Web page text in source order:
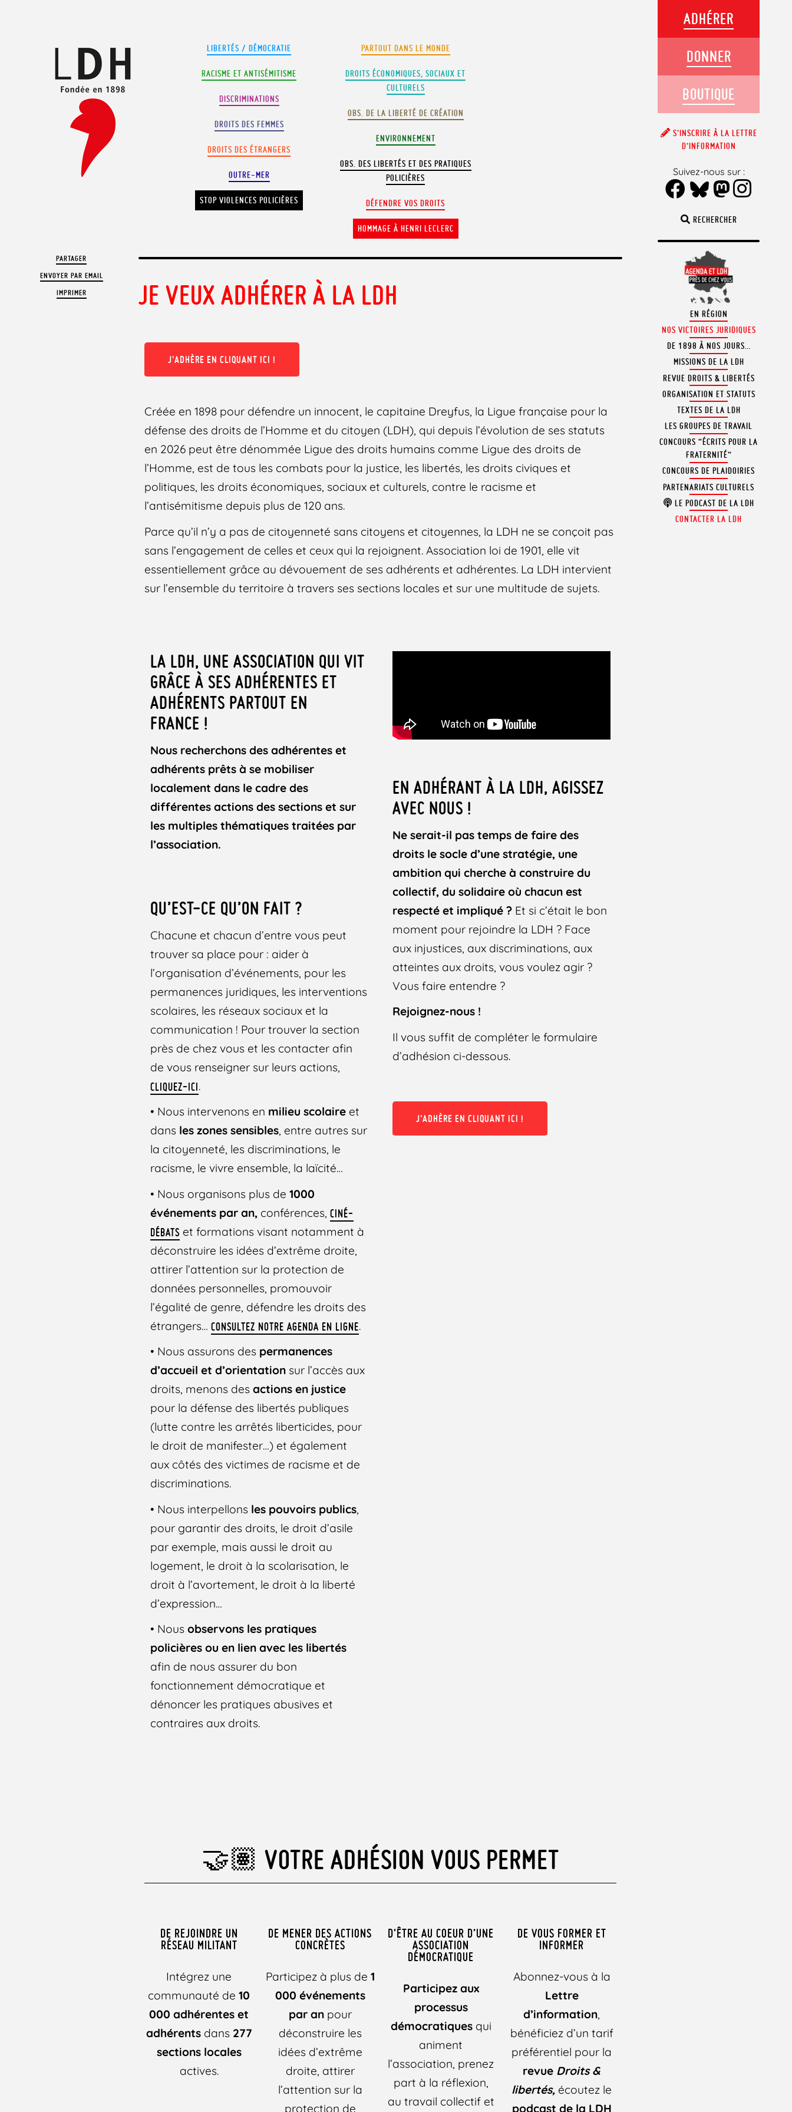
LIBERTÉS / DÉMOCRATIE
RACISME ET ANTISÉMITISME
DISCRIMINATIONS
DROITS DES FEMMES
DROITS DES ÉTRANGERS
OUTRE-MER
STOP VIOLENCES POLICIÈRES
PARTOUT DANS LE MONDE
DROITS ÉCONOMIQUES, SOCIAUX ET
CULTURELS
OBS. DE LA LIBERTÉ DE CRÉATION
ENVIRONNEMENT
OBS. DES LIBERTÉS ET DES PRATIQUES
POLICIÈRES
DÉFENDRE VOS DROITS
HOMMAGE À HENRI LECLERC
PARTAGER
ENVOYER PAR EMAIL
IMPRIMER
JE VEUX ADHÉRER À LA LDH
J'ADHÈRE EN CLIQUANT ICI !
Créée en 1898 pour défendre un innocent, le capitaine Dreyfus, la Ligue française pour la
défense des droits de l’Homme et du citoyen (LDH), qui depuis l’évolution de ses statuts
en 2026 peut être dénommée Ligue des droits humains comme Ligue des droits de
l’Homme, est de tous les combats pour la justice, les libertés, les droits civiques et
politiques, les droits économiques, sociaux et culturels, contre le racisme et
l’antisémitisme depuis plus de 120 ans.
Parce qu’il n’y a pas de citoyenneté sans citoyens et citoyennes, la LDH ne se conçoit pas
sans l’engagement de celles et ceux qui la rejoignent. Association loi de 1901, elle vit
essentiellement grâce au dévouement de ses adhérents et adhérentes. La LDH intervient
sur l’ensemble du territoire à travers ses sections locales et sur une multitude de sujets.
LA LDH, UNE ASSOCIATION QUI VIT
GRÂCE À SES ADHÉRENTES ET
ADHÉRENTS PARTOUT EN
FRANCE !
Nous recherchons des adhérentes et
adhérents prêts à se mobiliser
localement dans le cadre des
différentes actions des sections et sur
les multiples thématiques traitées par
l’association.
QU’EST-CE QU’ON FAIT ?
Chacune et chacun d’entre vous peut
trouver sa place pour : aider à
l’organisation d’événements, pour les
permanences juridiques, les interventions
scolaires, les réseaux sociaux et la
communication ! Pour trouver la section
près de chez vous et les contacter afin
de vous renseigner sur leurs actions,
CLIQUEZ-ICI.
• Nous intervenons en milieu scolaire et
dans les zones sensibles, entre autres sur
la citoyenneté, les discriminations, le
racisme, le vivre ensemble, la laïcité…
• Nous organisons plus de1000
événements par an, conférences,CINÉ-
DÉBATS et formations visant notamment à
déconstruire les idées d’extrême droite,
attirer l’attention sur la protection de
données personnelles, promouvoir
l’égalité de genre, défendre les droits des
étrangers…CONSULTEZ NOTRE AGENDA EN LIGNE.
• Nous assurons des permanences
d’accueil et d’orientation sur l’accès aux
droits, menons desactions en justice
pour la défense des libertés publiques
(lutte contre les arrêtés liberticides, pour
le droit de manifester…) et également
aux côtés des victimes de racisme et de
discriminations.
• Nous interpellons les pouvoirs publics,
pour garantir des droits, le droit d’asile
par exemple, mais aussi le droit au
logement, le droit à la scolarisation, le
droit à l’avortement, le droit à la liberté
d’expression…
• Nousobservons les pratiques
policières ou en lien avec les libertés
afin de nous assurer du bon
fonctionnement démocratique et
dénoncer les pratiques abusives et
contraires aux droits.
EN ADHÉRANT À LA LDH, AGISSEZ
AVEC NOUS !
Ne serait-il pas temps de faire des
droits le socle d’une stratégie, une
ambition qui cherche à construire du
collectif, du solidaire où chacun est
respecté et impliqué ? Et si c’était le bon
moment pour rejoindre la LDH ? Face
aux injustices, aux discriminations, aux
atteintes aux droits, vous voulez agir ?
Vous faire entendre ?
Rejoignez-nous !
Il vous suffit de compléter le formulaire
d’adhésion ci-dessous.
J'ADHÈRE EN CLIQUANT ICI !
🤝🏽 VOTRE ADHÉSION VOUS PERMET
DE REJOINDRE UN
RÉSEAU MILITANT
Intégrez une
communauté de10
000 adhérentes et
adhérentsdans 277
sections locales
actives.
DE MENER DES ACTIONS
CONCRÈTES
Participez à plus de 1
000 événements
par anpour
déconstruire les
idées d’extrême
droite, attirer
l’attention sur la
protection de
D’ÊTRE AU COEUR D’UNE
ASSOCIATION
DÉMOCRATIQUE
Participez aux
processus
démocratiquesqui
animent
l’association, prenez
part à la réflexion,
au travail collectif et
DE VOUS FORMER ET
INFORMER
Abonnez-vous à la
Lettre
d’information,
bénéficiez d’un tarif
préférentiel pour la
revue Droits &
libertés, écoutez le
podcast de la LDH
RECHERCHER
EN RÉGION
NOS VICTOIRES JURIDIQUES
DE 1898 À NOS JOURS…
MISSIONS DE LA LDH
REVUE DROITS & LIBERTÉS
ORGANISATION ET STATUTS
TEXTES DE LA LDH
LES GROUPES DE TRAVAIL
CONCOURS “ÉCRITS POUR LA
FRATERNITÉ”
CONCOURS DE PLAIDOIRIES
PARTENARIATS CULTURELS
LE PODCAST DE LA LDH
CONTACTER LA LDH
ADHÉRER
DONNER
BOUTIQUE
S’INSCRIRE À LA LETTRE
D’INFORMATION
Suivez-nous sur :